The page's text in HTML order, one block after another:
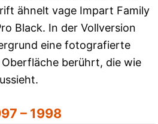
ähnelt vage Impart Family
Black. In der Vollversion
eine fotografierte
berührt, die wie
– 1998